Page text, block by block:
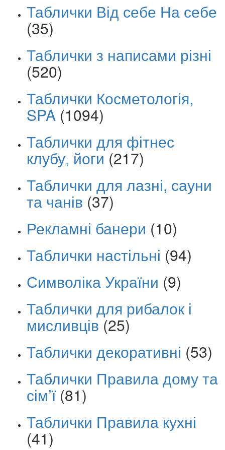
Таблички Від себе На себе
(35)
Таблички з написами різні
(520)
Таблички Косметологія,
SPA (1094)
Таблички для фітнес
клубу, йоги (217)
Таблички для лазні, сауни
та чанів (37)
Рекламні банери (10)
Таблички настільні (94)
Символіка України (9)
Таблички для рибалок і
мисливців (25)
Таблички декоративні (53)
Таблички Правила дому та
сім’ї (81)
Таблички Правила кухні
(41)